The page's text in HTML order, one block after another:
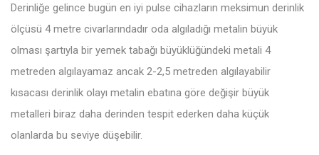
Derinliğe gelince bugün en iyi pulse cihazların meksimun derinlik
ölçüsü 4 metre civarlarındadır oda algıladığı metalin büyük
olması şartıyla bir yemek tabağı büyüklüğündeki metali 4
metreden algılayamaz ancak 2-2,5 metreden algılayabilir
kısacası derinlik olayı metalin ebatına göre değişir büyük
metalleri biraz daha derinden tespit ederken daha küçük
olanlarda bu seviye düşebilir.